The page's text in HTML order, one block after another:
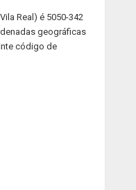
Real) é 5050-342
geográficas
código de